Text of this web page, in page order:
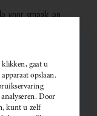
voor smaak en
Meer dan ooit
— ideaal als
bij een
klikken, gaat u
opslaan.
Door
kunt u zelf